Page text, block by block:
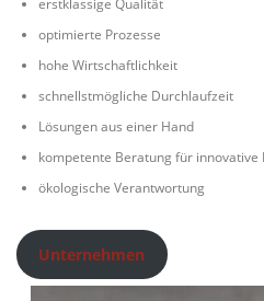
optimierte Prozesse
hohe Wirtschaftlichkeit
schnellstmögliche Durchlaufzeit
Lösungen aus einer Hand
kompetente Beratung für innovative
ökologische Verantwortung
Unternehmen